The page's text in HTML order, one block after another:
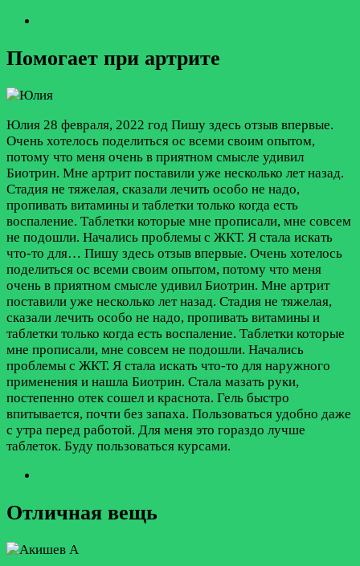
Помогает при артрите
Юлия 28 февраля, 2022 год Пишу здесь отзыв впервые.
Очень хотелось поделиться ос всеми своим опытом,
потому что меня очень в приятном смысле удивил
Биотрин. Мне артрит поставили уже несколько лет назад.
Стадия не тяжелая, сказали лечить особо не надо,
пропивать витамины и таблетки только когда есть
воспаление. Таблетки которые мне прописали, мне совсем
не подошли. Начались проблемы с ЖКТ. Я стала искать
что-то для… Пишу здесь отзыв впервые. Очень хотелось
поделиться ос всеми своим опытом, потому что меня
очень в приятном смысле удивил Биотрин. Мне артрит
поставили уже несколько лет назад. Стадия не тяжелая,
сказали лечить особо не надо, пропивать витамины и
таблетки только когда есть воспаление. Таблетки которые
мне прописали, мне совсем не подошли. Начались
проблемы с ЖКТ. Я стала искать что-то для наружного
применения и нашла Биотрин. Стала мазать руки,
постепенно отек сошел и краснота. Гель быстро
впитывается, почти без запаха. Пользоваться удобно даже
с утра перед работой. Для меня это гораздо лучше
таблеток. Буду пользоваться курсами.
Отличная вещь